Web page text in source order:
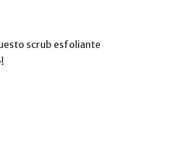
scrub esfoliante